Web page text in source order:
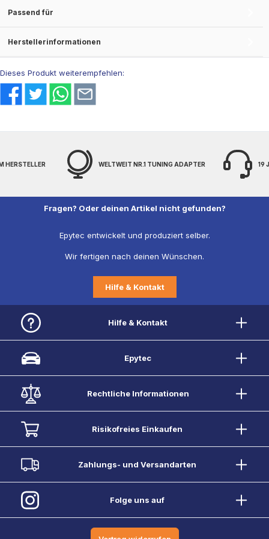
Passend für
Herstellerinformationen
Dieses Produkt weiterempfehlen:
HERSTELLER WELTWEIT NR.1 TUNING ADAPTER 19
Fragen? Oder deinen Artikel nicht gefunden?
Epytec entwickelt und produziert selber.
Wir fertigen nach deinen Wünschen.
Hilfe & Kontakt
Hilfe & Kontakt
Epytec
Rechtliche Informationen
Risikofreies Einkaufen
Zahlungs- und Versandarten
Folge uns auf